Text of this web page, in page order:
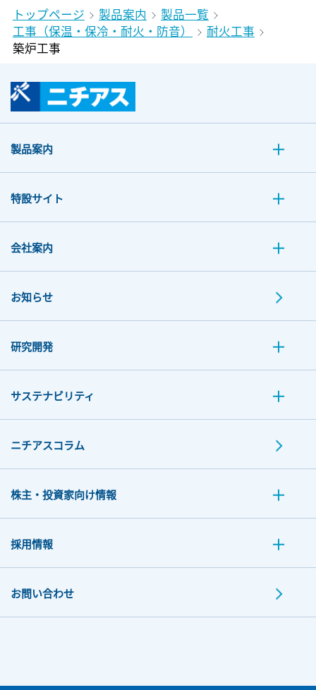
トップページ 製品案内
製品一覧
工事（保温・保冷・耐火・防音）
耐火工事
築炉工事
製品案内
特設サイト
会社案内
お知らせ
研究開発
サステナビリティ
ニチアスコラム
株主・投資家向け情報
採用情報
お問い合わせ